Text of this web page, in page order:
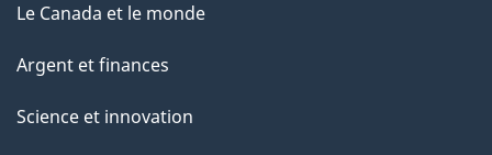
Le Canada et le monde
Argent et finances
Science et innovation